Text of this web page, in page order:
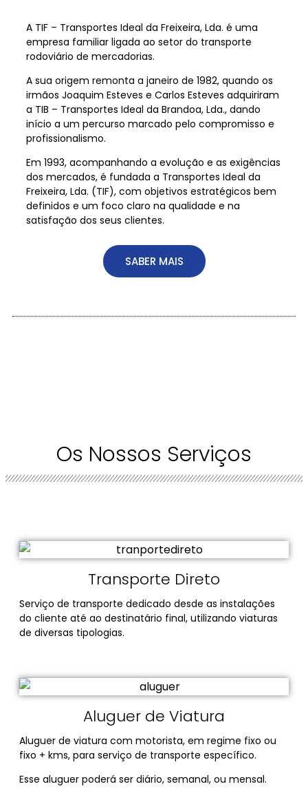
A TIF – Transportes Ideal da Freixeira, Lda. é uma
empresa familiar ligada ao setor do transporte
rodoviário de mercadorias.
A sua origem remonta a janeiro de 1982, quando os
irmãos Joaquim Esteves e Carlos Esteves adquiriram
a TIB – Transportes Ideal da Brandoa, Lda., dando
início a um percurso marcado pelo compromisso e
profissionalismo.
Em 1993, acompanhando a evolução e as exigências
dos mercados, é fundada a Transportes Ideal da
Freixeira, Lda. (TIF), com objetivos estratégicos bem
definidos e um foco claro na qualidade e na
satisfação dos seus clientes.
SABER MAIS
Os Nossos Serviços
Transporte Direto
Serviço de transporte dedicado desde as instalações
do cliente até ao destinatário final, utilizando viaturas
de diversas tipologias.
Aluguer de Viatura
Aluguer de viatura com motorista, em regime fixo ou
fixo + kms, para serviço de transporte específico.
Esse aluguer poderá ser diário, semanal, ou mensal.